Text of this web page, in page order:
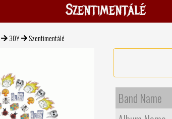
Szentimentálé
30Y Szentimentálé
Band Name